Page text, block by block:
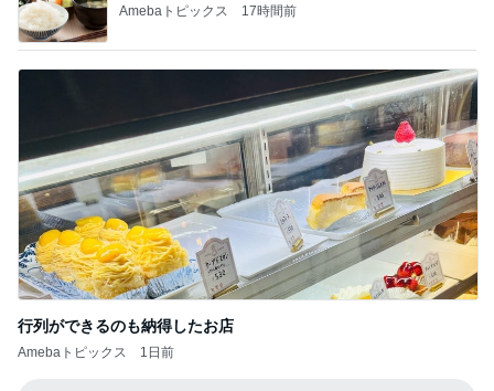
Amebaトピックス 17時間前
行列ができるのも納得したお店
Amebaトピックス 1日前